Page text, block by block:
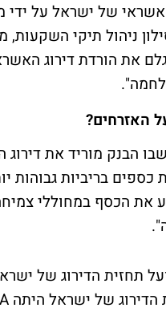
של ישראל על
ניהול תיקי
האזרחים?
הבנק מוריד את דירוג
כספים בריביות גבוהות
את הכסף במחוללי
תחזית הדירוג של